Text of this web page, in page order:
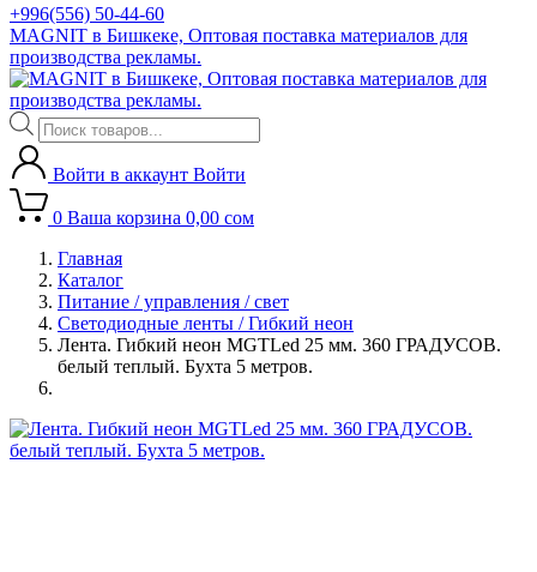
+996(556) 50-44-60
MAGNIT в Бишкеке, Оптовая поставка материалов для
производства рекламы.
Поиск
товаров
Войти в аккаунт Войти
0 Ваша корзина 0,00 сом
Главная
Каталог
Питание / управления / свет
Светодиодные ленты / Гибкий неон
Лента. Гибкий неон MGTLed 25 мм. 360 ГРАДУСОВ.
белый теплый. Бухта 5 метров.